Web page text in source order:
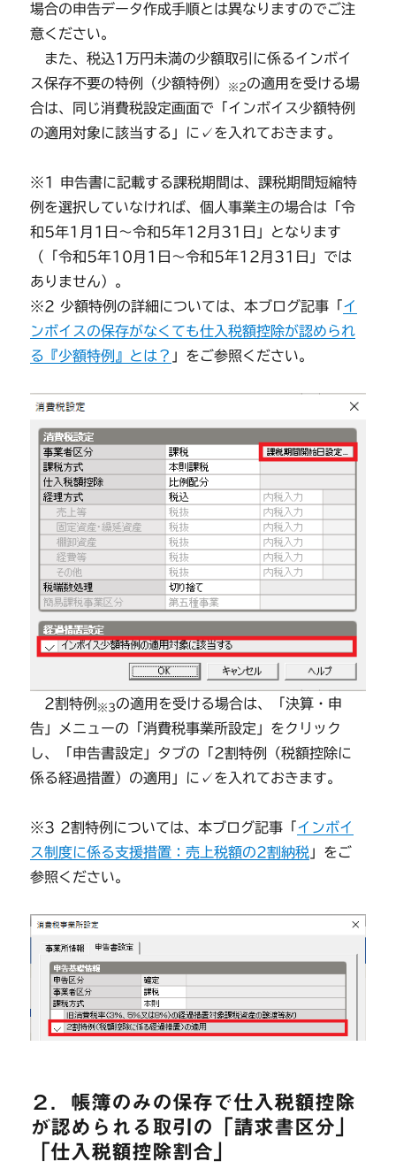
場合の申告データ作成手順とは異なりますのでご注
意ください。
また、税込1万円未満の少額取引に係るインボイ
ス保存不要の特例（少額特例）
※2の適用を受ける場
合は、同じ消費税設定画面で「インボイス少額特例
の適用対象に該当する」に✓を入れておきます。
※1 申告書に記載する課税期間は、課税期間短縮特
例を選択していなければ、個人事業主の場合は「令
和5年1月1日～令和5年12月31日」となります
（「令和5年10月1日～令和5年12月31日」では
ありません）。
※2 少額特例の詳細については、本ブログ記事「 イ
ンボイスの保存がなくても仕入税額控除が認められ
る『少額特例』とは？ 」をご参照ください。
2割特例 ※3の適用を受ける場合は、「決算・申
告」メニューの「消費税事業所設定」をクリック
し、「申告書設定」タブの「2割特例（税額控除に
係る経過措置）の適用」に✓を入れておきます。
※3 2割特例については、本ブログ記事「 インボイ
ス制度に係る支援措置：売上税額の2割納税 」をご
参照ください。
２．帳簿のみの保存で仕入税額控除
が認められる取引の「請求書区分」
「仕入税額控除割合」